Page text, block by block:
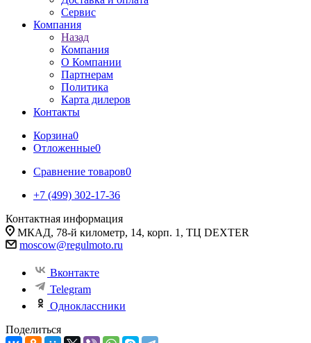
Сервис
Компания
Назад
Компания
О Компании
Партнерам
Политика
Карта дилеров
Контакты
Корзина0
Отложенные0
Сравнение товаров0
+7 (499) 302-17-36
Контактная информация
МКАД, 78-й километр, 14, корп. 1, ТЦ DEXTER
moscow@regulmoto.ru
Вконтакте
Telegram
Одноклассники
Поделиться